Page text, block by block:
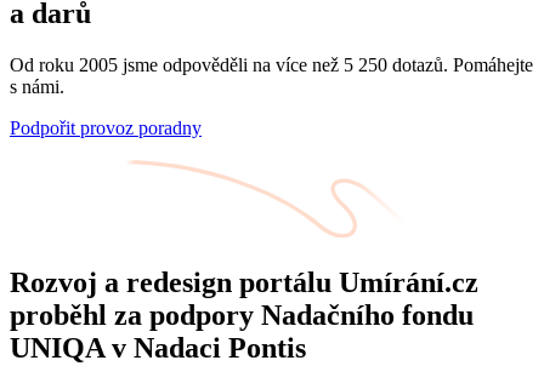
a darů
Od roku 2005 jsme odpověděli na více než 5 250 dotazů. Pomáhejte
s námi.
Podpořit provoz poradny
Rozvoj a redesign portálu Umírání.cz
proběhl za podpory Nadačního fondu
UNIQA v Nadaci Pontis